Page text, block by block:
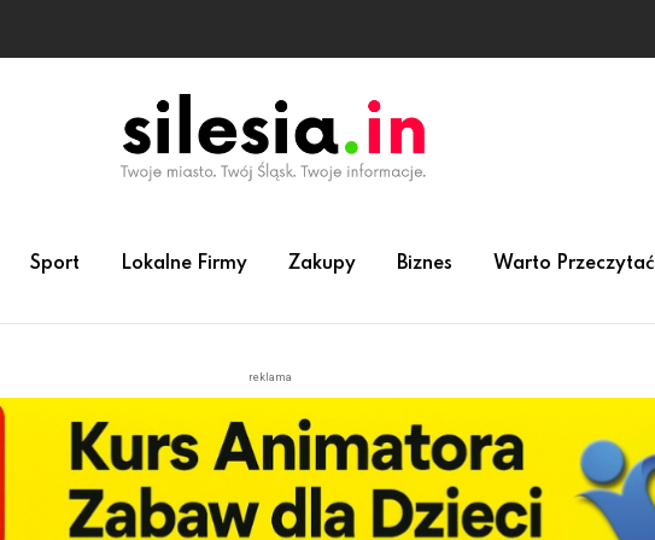
Sport Lokalne Firmy Zakupy Biznes Warto Przeczytać
reklama